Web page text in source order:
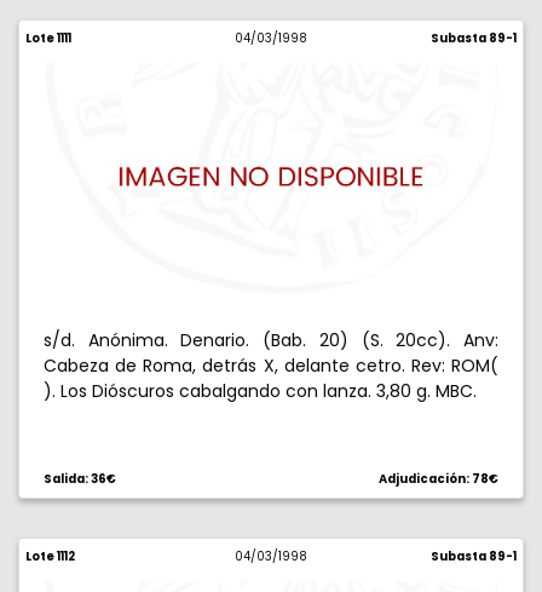
Lote 1111 04/03/1998 Subasta 89-1
s/d. Anónima. Denario. (Bab. 20) (S. 20cc). Anv:
Cabeza de Roma, detrás X, delante cetro. Rev: ROM(
). Los Dióscuros cabalgando con lanza. 3,80 g. MBC.
Salida: 36€ Adjudicación: 78€
Lote 1112 04/03/1998 Subasta 89-1